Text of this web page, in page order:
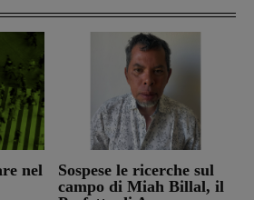
nel
Sospese le ricerche sul
campo di Miah Billal, il